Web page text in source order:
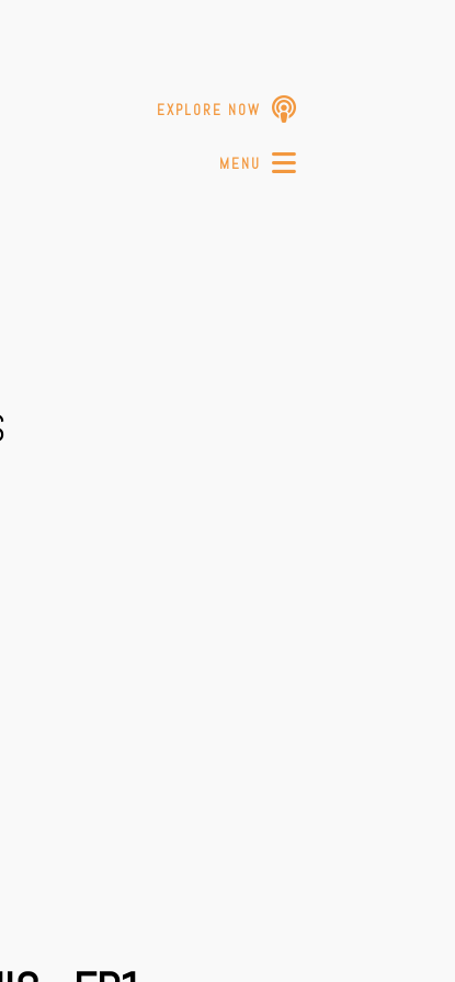
EXPLORE NOW
MENU